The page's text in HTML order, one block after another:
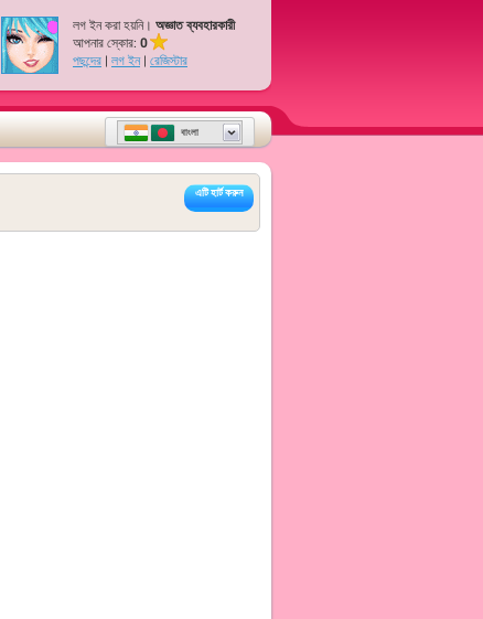
লগ ইন করা হয়নি। অজ্ঞাত ব্যবহারকারী
আপনার স্কোর: 0
পছন্দের | লগ ইন| রেজিস্টার
বাংলা
এটি হার্ট করুন